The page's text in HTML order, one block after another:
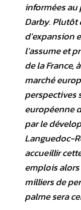
informées au
Darby. Plutôt
d’expansion
l’assume et
de la
marché
perspectives
européenne
par le
Languedoc-
accueillir
emplois
milliers de
palme sera